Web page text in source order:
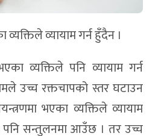
व्यायाम गर्न हुँदैन ।
व्यक्तिले पनि व्यायाम गर्न
उच्च रक्तचापको स्तर घटाउन
भएका व्यक्तिले व्यायाम
पनि सन्तुलनमा आउँछ । तर उच्च